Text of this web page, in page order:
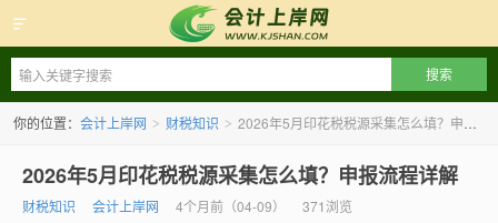
会计上岸网
你的位置： 会计上岸网 > 财税知识 > 2026年5月印花税税源采集怎么填？申报流程详解
2026年5月印花税税源采集怎么填？申报流程详解
财税知识 会计上岸网 4个月前（04-09） 371浏览